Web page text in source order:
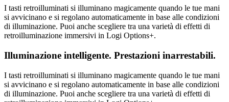
I tasti retroilluminati si illuminano magicamente quando le tue mani
si avvicinano e si regolano automaticamente in base alle condizioni
di illuminazione. Puoi anche scegliere tra una varietà di effetti di
retroilluminazione immersivi in Logi Options+.
Illuminazione intelligente. Prestazioni inarrestabili.
I tasti retroilluminati si illuminano magicamente quando le tue mani
si avvicinano e si regolano automaticamente in base alle condizioni
di illuminazione. Puoi anche scegliere tra una varietà di effetti di